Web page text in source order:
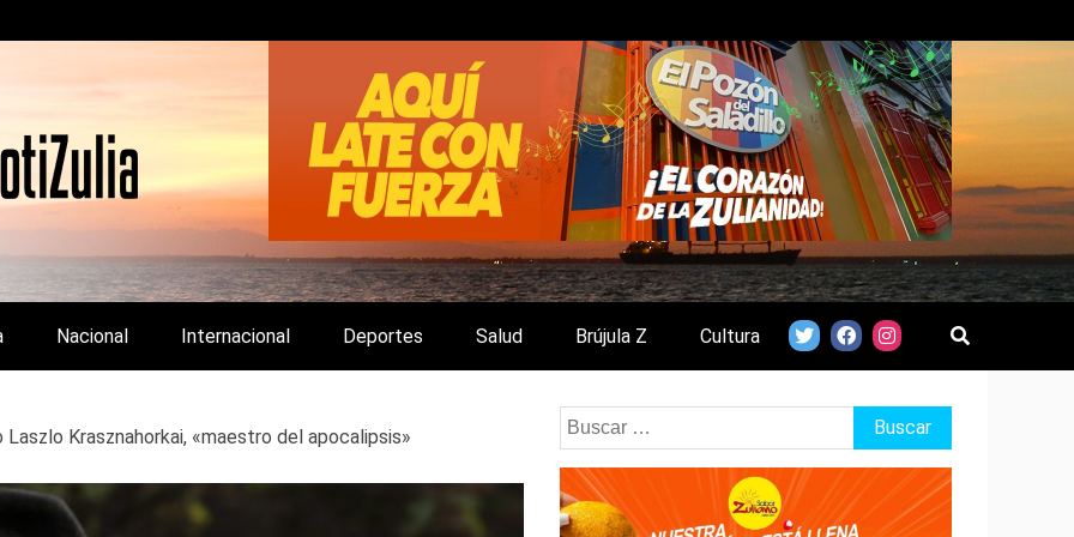
Y DE INTERÉS GENERAL.
Nacional Internacional Deportes Salud Brújula Z Cultura
Krasznahorkai, «maestro del apocalipsis»
Buscar: